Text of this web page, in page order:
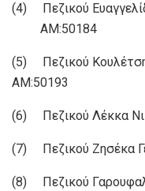
(4) Πεζικού
ΑΜ:50184
(5) Πεζικού
ΑΜ:50193
(6) Πεζικού Λέκκα
(7) Πεζικού Ζησέκα
(8) Πεζικού